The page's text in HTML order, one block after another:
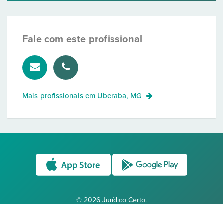
Fale com este profissional
Mais profissionais em Uberaba, MG
© 2026 Jurídico Certo.